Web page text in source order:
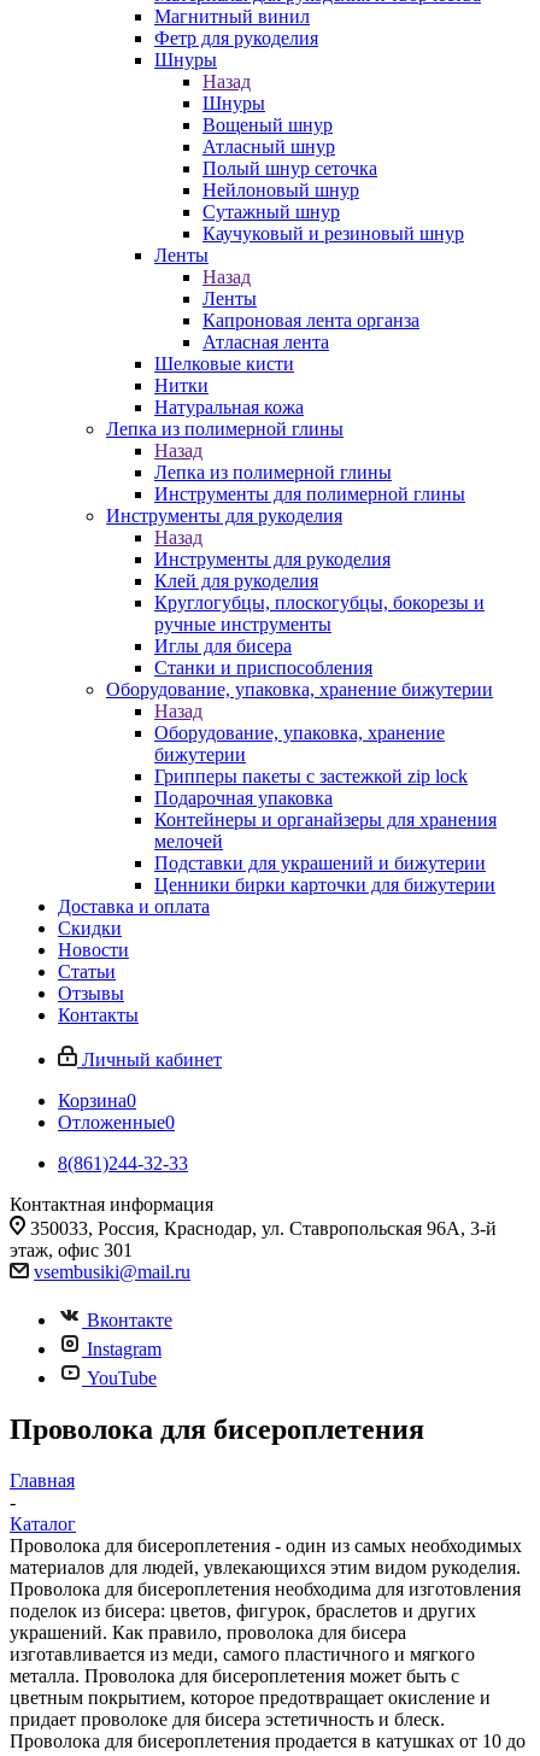
Магнитный винил
Фетр для рукоделия
Шнуры
Назад
Шнуры
Вощеный шнур
Атласный шнур
Полый шнур сеточка
Нейлоновый шнур
Сутажный шнур
Каучуковый и резиновый шнур
Ленты
Назад
Ленты
Капроновая лента органза
Атласная лента
Шелковые кисти
Нитки
Натуральная кожа
Лепка из полимерной глины
Назад
Лепка из полимерной глины
Инструменты для полимерной глины
Инструменты для рукоделия
Назад
Инструменты для рукоделия
Клей для рукоделия
Круглогубцы, плоскогубцы, бокорезы и
ручные инструменты
Иглы для бисера
Станки и приспособления
Оборудование, упаковка, хранение бижутерии
Назад
Оборудование, упаковка, хранение
бижутерии
Грипперы пакеты с застежкой zip lock
Подарочная упаковка
Контейнеры и органайзеры для хранения
мелочей
Подставки для украшений и бижутерии
Ценники бирки карточки для бижутерии
Доставка и оплата
Скидки
Новости
Статьи
Отзывы
Контакты
Личный кабинет
Корзина0
Отложенные0
8(861)244-32-33
Контактная информация
350033, Россия, Краснодар, ул. Ставропольская 96А, 3-й
этаж, офис 301
vsembusiki@mail.ru
Вконтакте
Instagram
YouTube
Проволока для бисероплетения
Главная
-
Каталог
Проволока для бисероплетения - один из самых необходимых
материалов для людей, увлекающихся этим видом рукоделия.
Проволока для бисероплетения необходима для изготовления
поделок из бисера: цветов, фигурок, браслетов и других
украшений. Как правило, проволока для бисера
изготавливается из меди, самого пластичного и мягкого
металла. Проволока для бисероплетения может быть с
цветным покрытием, которое предотвращает окисление и
придает проволоке для бисера эстетичность и блеск.
Проволока для бисероплетения продается в катушках от 10 до